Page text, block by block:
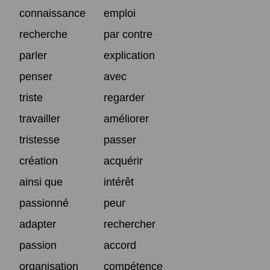
connaissance
emploi
recherche
par contre
parler
explication
penser
avec
triste
regarder
travailler
améliorer
tristesse
passer
création
acquérir
ainsi que
intérêt
passionné
peur
adapter
rechercher
passion
accord
organisation
compétence